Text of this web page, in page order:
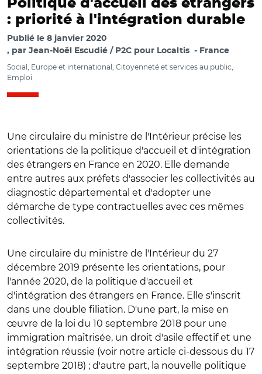
Politique d'accueil des étrangers
: priorité à l'intégration durable
Publié le 8 janvier 2020
par Jean-Noël Escudié / P2C pour Localtis France
Social, Europe et international, Citoyenneté et services au public,
Emploi
Une circulaire du ministre de l'Intérieur précise les
orientations de la politique d'accueil et d'intégration
des étrangers en France en 2020. Elle demande
entre autres aux préfets d'associer les collectivités au
diagnostic départemental et d'adopter une
démarche de type contractuelles avec ces mêmes
collectivités.
Une circulaire du ministre de l'Intérieur du 27
décembre 2019 présente les orientations, pour
l'année 2020, de la politique d'accueil et
d'intégration des étrangers en France. Elle s'inscrit
dans une double filiation. D'une part, la mise en
œuvre de la loi du 10 septembre 2018 pour une
immigration maîtrisée, un droit d'asile effectif et une
intégration réussie (voir notre article ci-dessous du 17
septembre 2018) ; d'autre part, la nouvelle politique